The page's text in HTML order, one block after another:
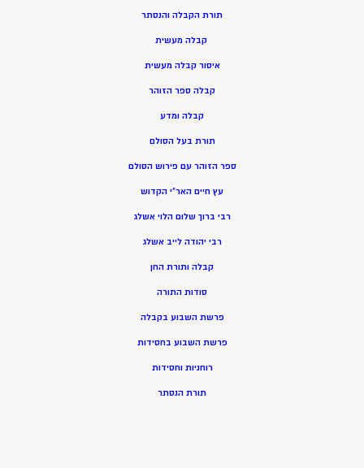
תורת הקבלה והנסתר
קבלה מעשית
איסור קבלה מעשית
קבלה ספר הזוהר
קבלה ומדע
תורת בעל הסולם
ספר הזוהר עם פירוש הסולם
עץ חיים האר”י הקדוש
רבי ברוך שלום הלוי אשלג
רבי יהודה לייב אשלג
קבלה ותורת החן
סודות התורה
פרשת השבוע בקבלה
פרשת השבוע בחסידות
רוחניות וחסידות
תורת הנסתר